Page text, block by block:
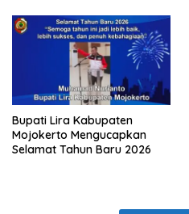
Bupati Lira Kabupaten
Mojokerto Mengucapkan
Selamat Tahun Baru 2026